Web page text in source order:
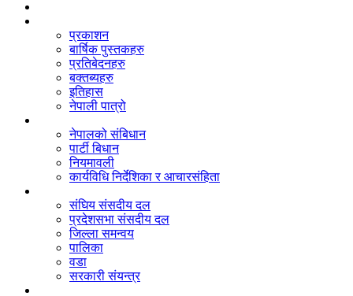
प्रकाशन
बार्षिक पुस्तकहरु
प्रतिबेदनहरु
बक्तब्यहरु
इतिहास
नेपाली पात्रो
नेपालको संबिधान
पार्टी बिधान
नियमावली
कार्यविधि निर्देशिका र आचारसंहिता
संघिय संसदीय दल
प्रदेशसभा संसदीय दल
जिल्ला समन्वय
पालिका
वडा
सरकारी संयन्त्र